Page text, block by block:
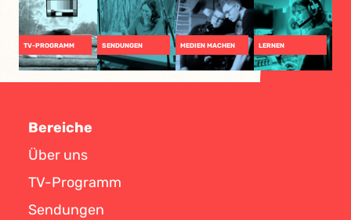
TV-PROGRAMM SENDUNGEN MEDIEN MACHEN LERNEN
Bereiche
Über uns
TV-Programm
Sendungen